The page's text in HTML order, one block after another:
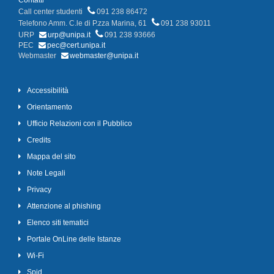
Call center studenti
091 238 86472
Telefono Amm. C.le di P.zza Marina, 61
091 238 93011
URP
urp@unipa.it
091 238 93666
PEC
pec@cert.unipa.it
Webmaster
webmaster@unipa.it
Accessibilità
Orientamento
Ufficio Relazioni con il Pubblico
Credits
Mappa del sito
Note Legali
Privacy
Attenzione al phishing
Elenco siti tematici
Portale OnLine delle Istanze
Wi-Fi